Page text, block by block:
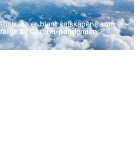
er blant selskapene som er
av Corona-pandemien.